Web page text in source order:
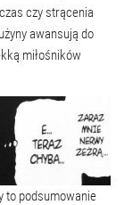
czy strącenia
awansują do
miłośników
to podsumowanie